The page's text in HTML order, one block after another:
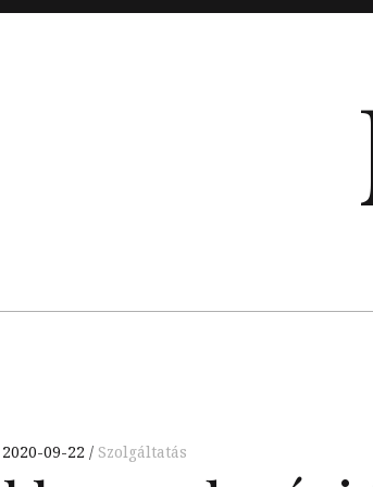
2020-09-22 Szolgáltatás